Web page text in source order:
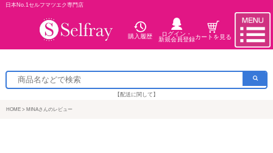
日本No.1セルフマツエク専門店
購入履歴
ログイン・
新規会員登録カートを見る
【配送に関して】
HOME MINAさんのレビュー